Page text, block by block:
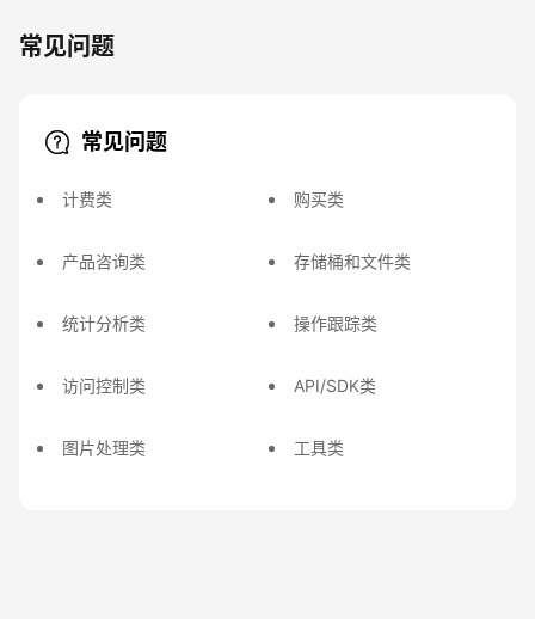
常见问题
常见问题
计费类 购买类
产品咨询类 存储桶和文件类
统计分析类 操作跟踪类
访问控制类 API/SDK类
图片处理类 工具类